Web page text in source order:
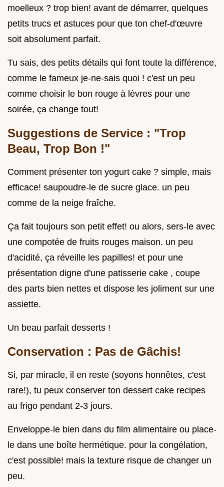
moelleux ? trop bien! avant de démarrer, quelques
petits trucs et astuces pour que ton chef-d'œuvre
soit absolument parfait.
Tu sais, des petits détails qui font toute la différence,
comme le fameux je-ne-sais quoi ! c'est un peu
comme choisir le bon rouge à lèvres pour une
soirée, ça change tout!
Suggestions de Service : "Trop
Beau, Trop Bon !"
Comment présenter ton yogurt cake ? simple, mais
efficace! saupoudre-le de sucre glace. un peu
comme de la neige fraîche.
Ça fait toujours son petit effet! ou alors, sers-le avec
une compotée de fruits rouges maison. un peu
d'acidité, ça réveille les papilles! et pour une
présentation digne d'une patisserie cake , coupe
des parts bien nettes et dispose les joliment sur une
assiette.
Un beau parfait desserts !
Conservation : Pas de Gâchis!
Si, par miracle, il en reste (soyons honnêtes, c'est
rare!), tu peux conserver ton dessert cake recipes
au frigo pendant 2-3 jours.
Enveloppe-le bien dans du film alimentaire ou place-
le dans une boîte hermétique. pour la congélation,
c'est possible! mais la texture risque de changer un
peu.